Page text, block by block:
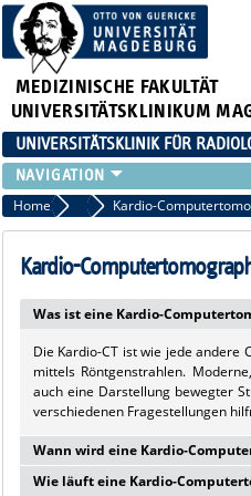
MEDIZINISCHE FAKULTÄT
UNIVERSITÄTSKLINIKUM
UNIVERSITÄTSKLINIK FÜR
RADIOLOGIE
NUKLEARMEDIZIN
MIKROTHERAPIE
LEHRE
Home Computertomographie (CT)
Kardio-
Was ist eine Kardio-
Die Kardio-CT ist wie jede andere
mittels Röntgenstrahlen.
auch eine Darstellung bewegter
verschiedenen Fragestellungen
Wann wird eine Kardio-
Eine Kardio-CT ist besonders
Wie läuft eine Kardio-